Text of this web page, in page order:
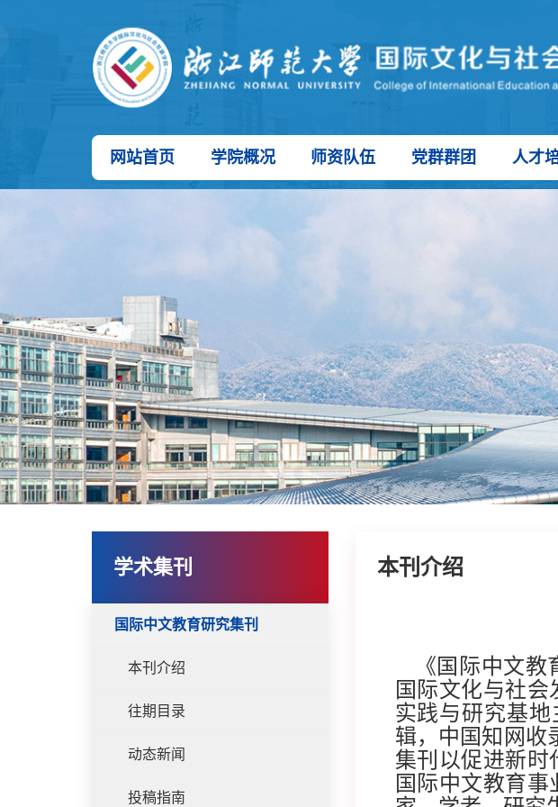
网站首页 学院概况 师资队伍 党群群团 人才
学术集刊
国际中文教育研究集刊
本刊介绍
往期目录
动态新闻
投稿指南
本刊介绍
《国际中文
国际文化与社
实践与研究基地
辑，中国知网收
集刊以促进新时
国际中文教育